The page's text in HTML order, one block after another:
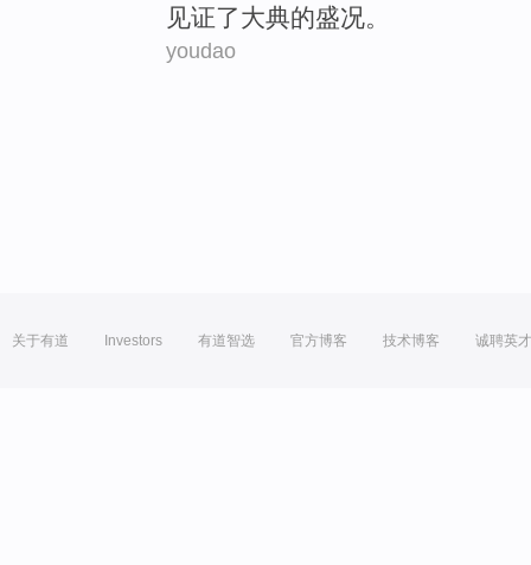
见证了大典的盛况。
youdao
关于有道 Investors 有道智选 官方博客 技术博客 诚聘英才